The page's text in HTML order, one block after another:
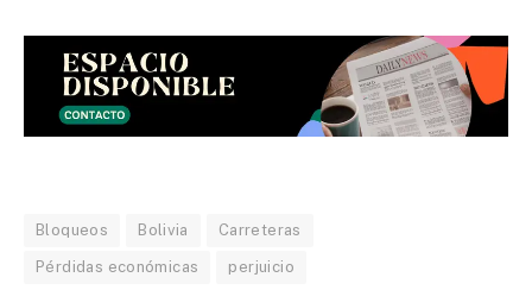
Bloqueos Bolivia Carreteras
Pérdidas económicas perjuicio